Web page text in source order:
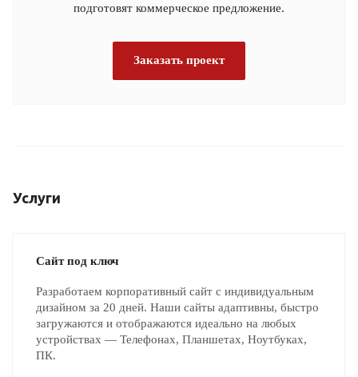
подготовят коммерческое предложение.
Заказать проект
Услуги
Сайт под ключ
Разработаем корпоративный сайт с индивидуальным
дизайном за 20 дней. Наши сайты адаптивны, быстро
загружаются и отображаются идеально на любых
устройствах — Телефонах, Планшетах, Ноутбуках,
ПК.